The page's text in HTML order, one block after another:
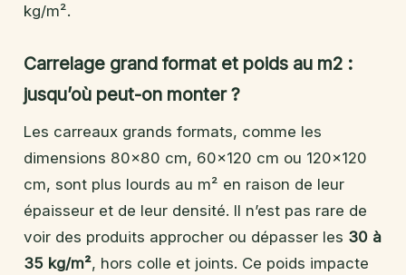
kg/m².
Carrelage grand format et poids au m2 :
jusqu’où peut-on monter ?
Les carreaux grands formats, comme les
dimensions 80×80 cm, 60×120 cm ou 120×120
cm, sont plus lourds au m² en raison de leur
épaisseur et de leur densité. Il n’est pas rare de
voir des produits approcher ou dépasser les 30 à
35 kg/m², hors colle et joints. Ce poids impacte